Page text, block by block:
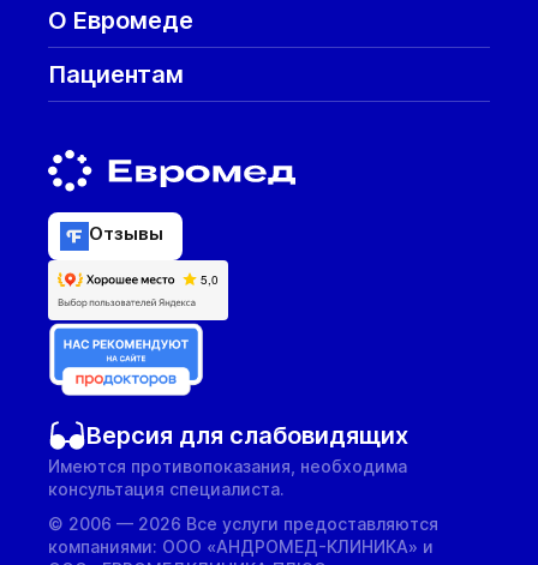
О Евромеде
Пациентам
Отзывы
Версия для слабовидящих
Имеются противопоказания, необходима
консультация специалиста.
© 2006 — 2026 Все услуги предоставляются
компаниями: ООО «АНДРОМЕД-КЛИНИКА» и